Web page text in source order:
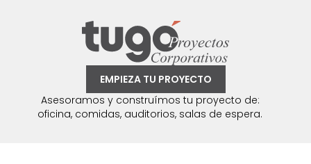
EMPIEZA TU PROYECTO
Asesoramos y construímos tu proyecto de:
oficina, comidas, auditorios, salas de espera.